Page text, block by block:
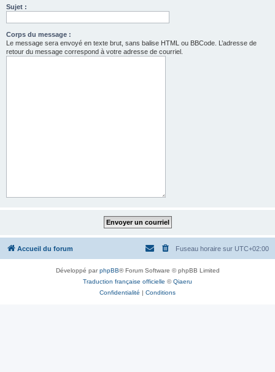
Sujet :
Corps du message :
Le message sera envoyé en texte brut, sans balise HTML ou BBCode. L’adresse de
retour du message correspond à votre adresse de courriel.
Accueil du forum Fuseau horaire sur UTC+02:00
Développé parphpBB® Forum Software © phpBB Limited
Traduction française officielle ©Qiaeru
Confidentialité | Conditions